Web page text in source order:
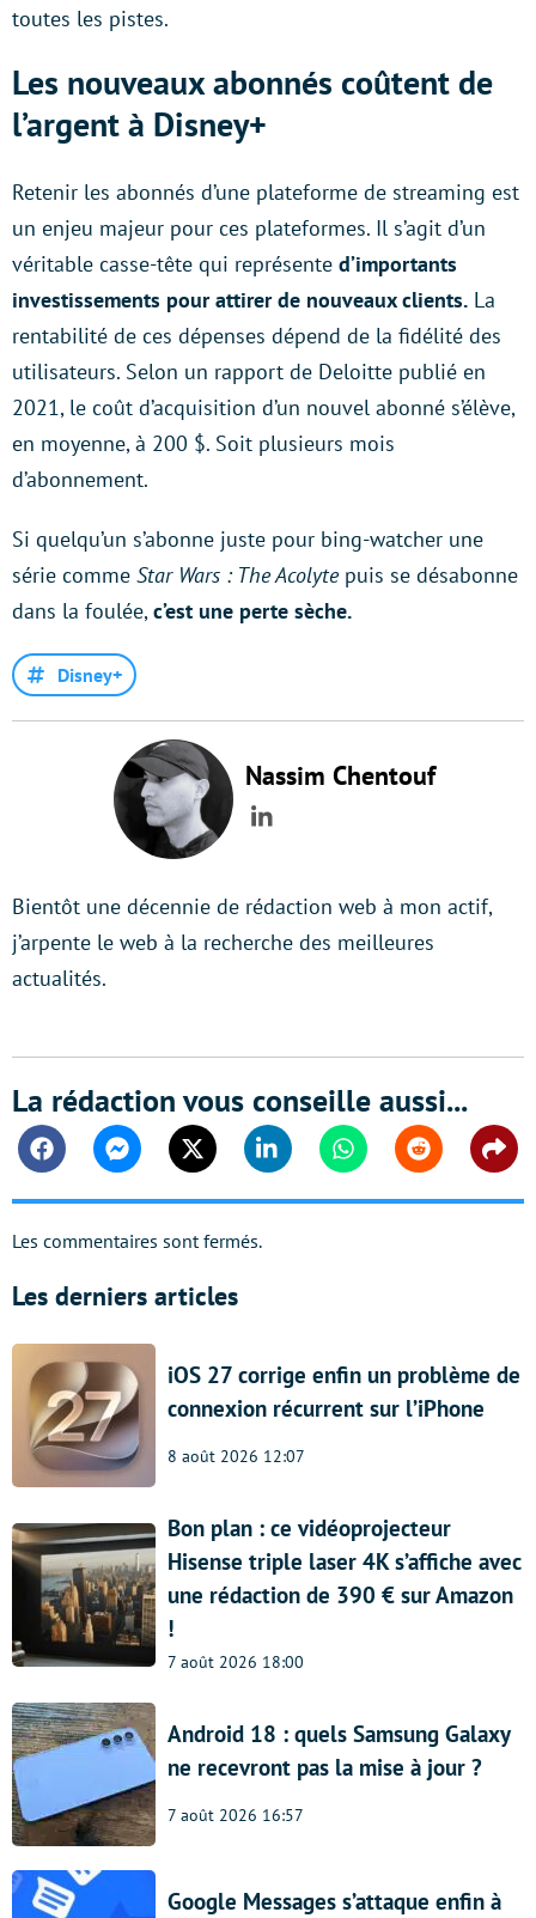
toutes les pistes.
Les nouveaux abonnés coûtent de
l’argent à Disney+
Retenir les abonnés d’une plateforme de streaming est
un enjeu majeur pour ces plateformes. Il s’agit d’un
véritable casse-tête qui représente d’importants
investissements pour attirer de nouveaux clients. La
rentabilité de ces dépenses dépend de la fidélité des
utilisateurs. Selon un rapport de Deloitte publié en
2021, le coût d’acquisition d’un nouvel abonné s’élève,
en moyenne, à 200 $. Soit plusieurs mois
d’abonnement.
Si quelqu’un s’abonne juste pour bing-watcher une
série comme Star Wars : The Acolytepuis se désabonne
dans la foulée,c’est une perte sèche.
Disney+
Nassim Chentouf
LinkedIn
Bientôt une décennie de rédaction web à mon actif,
j’arpente le web à la recherche des meilleures
actualités.
La rédaction vous conseille aussi...
FacebookMessengerTwitter Linkedin WhatsappReddit
Les commentaires sont fermés.
Les derniers articles
iOS 27 corrige enfin un problème de
connexion récurrent sur l’iPhone
8 août 2026 12:07
Bon plan : ce vidéoprojecteur
Hisense triple laser 4K s’affiche avec
une rédaction de 390 € sur Amazon
!
7 août 2026 18:00
Android 18 : quels Samsung Galaxy
ne recevront pas la mise à jour ?
7 août 2026 16:57
Google Messages s’attaque enfin à